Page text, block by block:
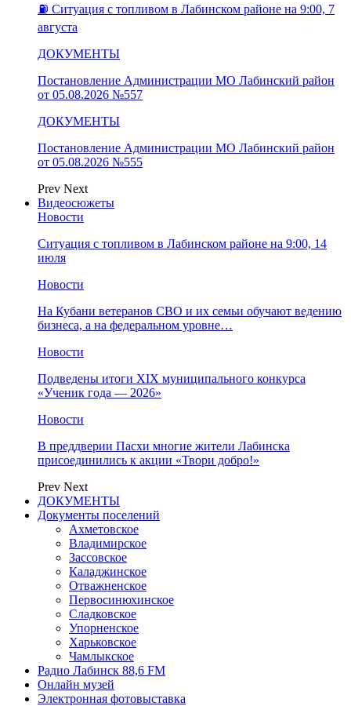
⛽️ Ситуация с топливом в Лабинском районе на 9:00, 7
августа
ДОКУМЕНТЫ
Постановление Администрации МО Лабинский район
от 05.08.2026 №557
ДОКУМЕНТЫ
Постановление Администрации МО Лабинский район
от 05.08.2026 №555
Prev Next
Видеосюжеты
Новости
Ситуация с топливом в Лабинском районе на 9:00, 14
июля
Новости
На Кубани ветеранов СВО и их семьи обучают ведению
бизнеса, а на федеральном уровне…
Новости
Подведены итоги XIX муниципального конкурса
«Ученик года — 2026»
Новости
В преддверии Пасхи многие жители Лабинска
присоединились к акции «Твори добро!»
Prev Next
ДОКУМЕНТЫ
Документы поселений
Ахметовское
Владимирское
Зассовское
Каладжинское
Отважненское
Первосинюхинское
Сладковское
Упорненское
Харьковское
Чамлыкское
Радио Лабинск 88,6 FM
Онлайн музей
Электронная фотовыставка